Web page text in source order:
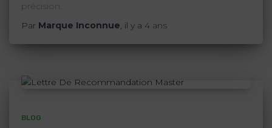
précision.
Par Marque Inconnue, il y a 4 ans
BLOG